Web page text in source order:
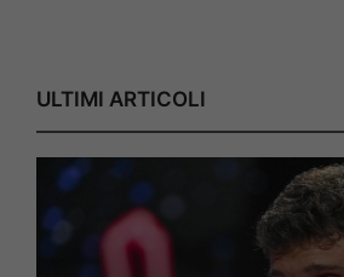
ULTIMI ARTICOLI